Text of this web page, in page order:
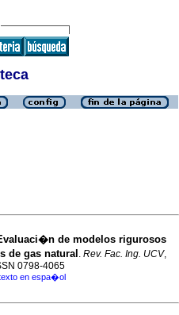
de modelos rigurosos
de gas natural . Rev. Fac. Ing. UCV,
0798-4065
en espa�ol